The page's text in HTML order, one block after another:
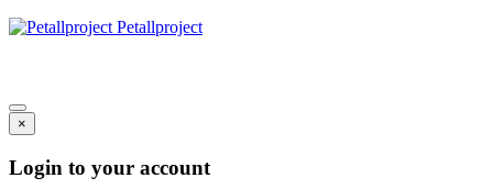
Petallproject
×
Login to your account